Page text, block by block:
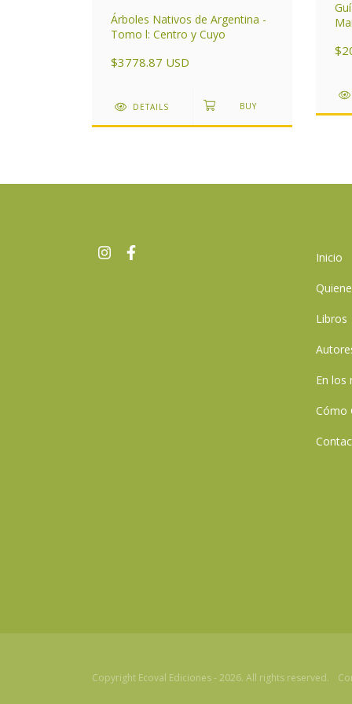
Árboles Nativos de Argentina -
Tomo l: Centro y Cuyo
$3778.87 USD
DETAILS
Inicio
Libros
En los
Cómo
Copyright Ecoval Ediciones - 2026. All rights reserved.